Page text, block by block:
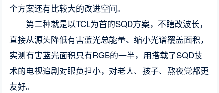
个方案还有比较大的改进空间。
第二种就是以TCL为首的SQD方案，不瞎改波长，
直接从源头降低有害蓝光总能量、缩小光谱覆盖面积，
实测有害蓝光面积只有RGB的一半，用搭载了SQD技
术的电视追剧对眼负担小，对老人、孩子、熬夜党都更
友好。